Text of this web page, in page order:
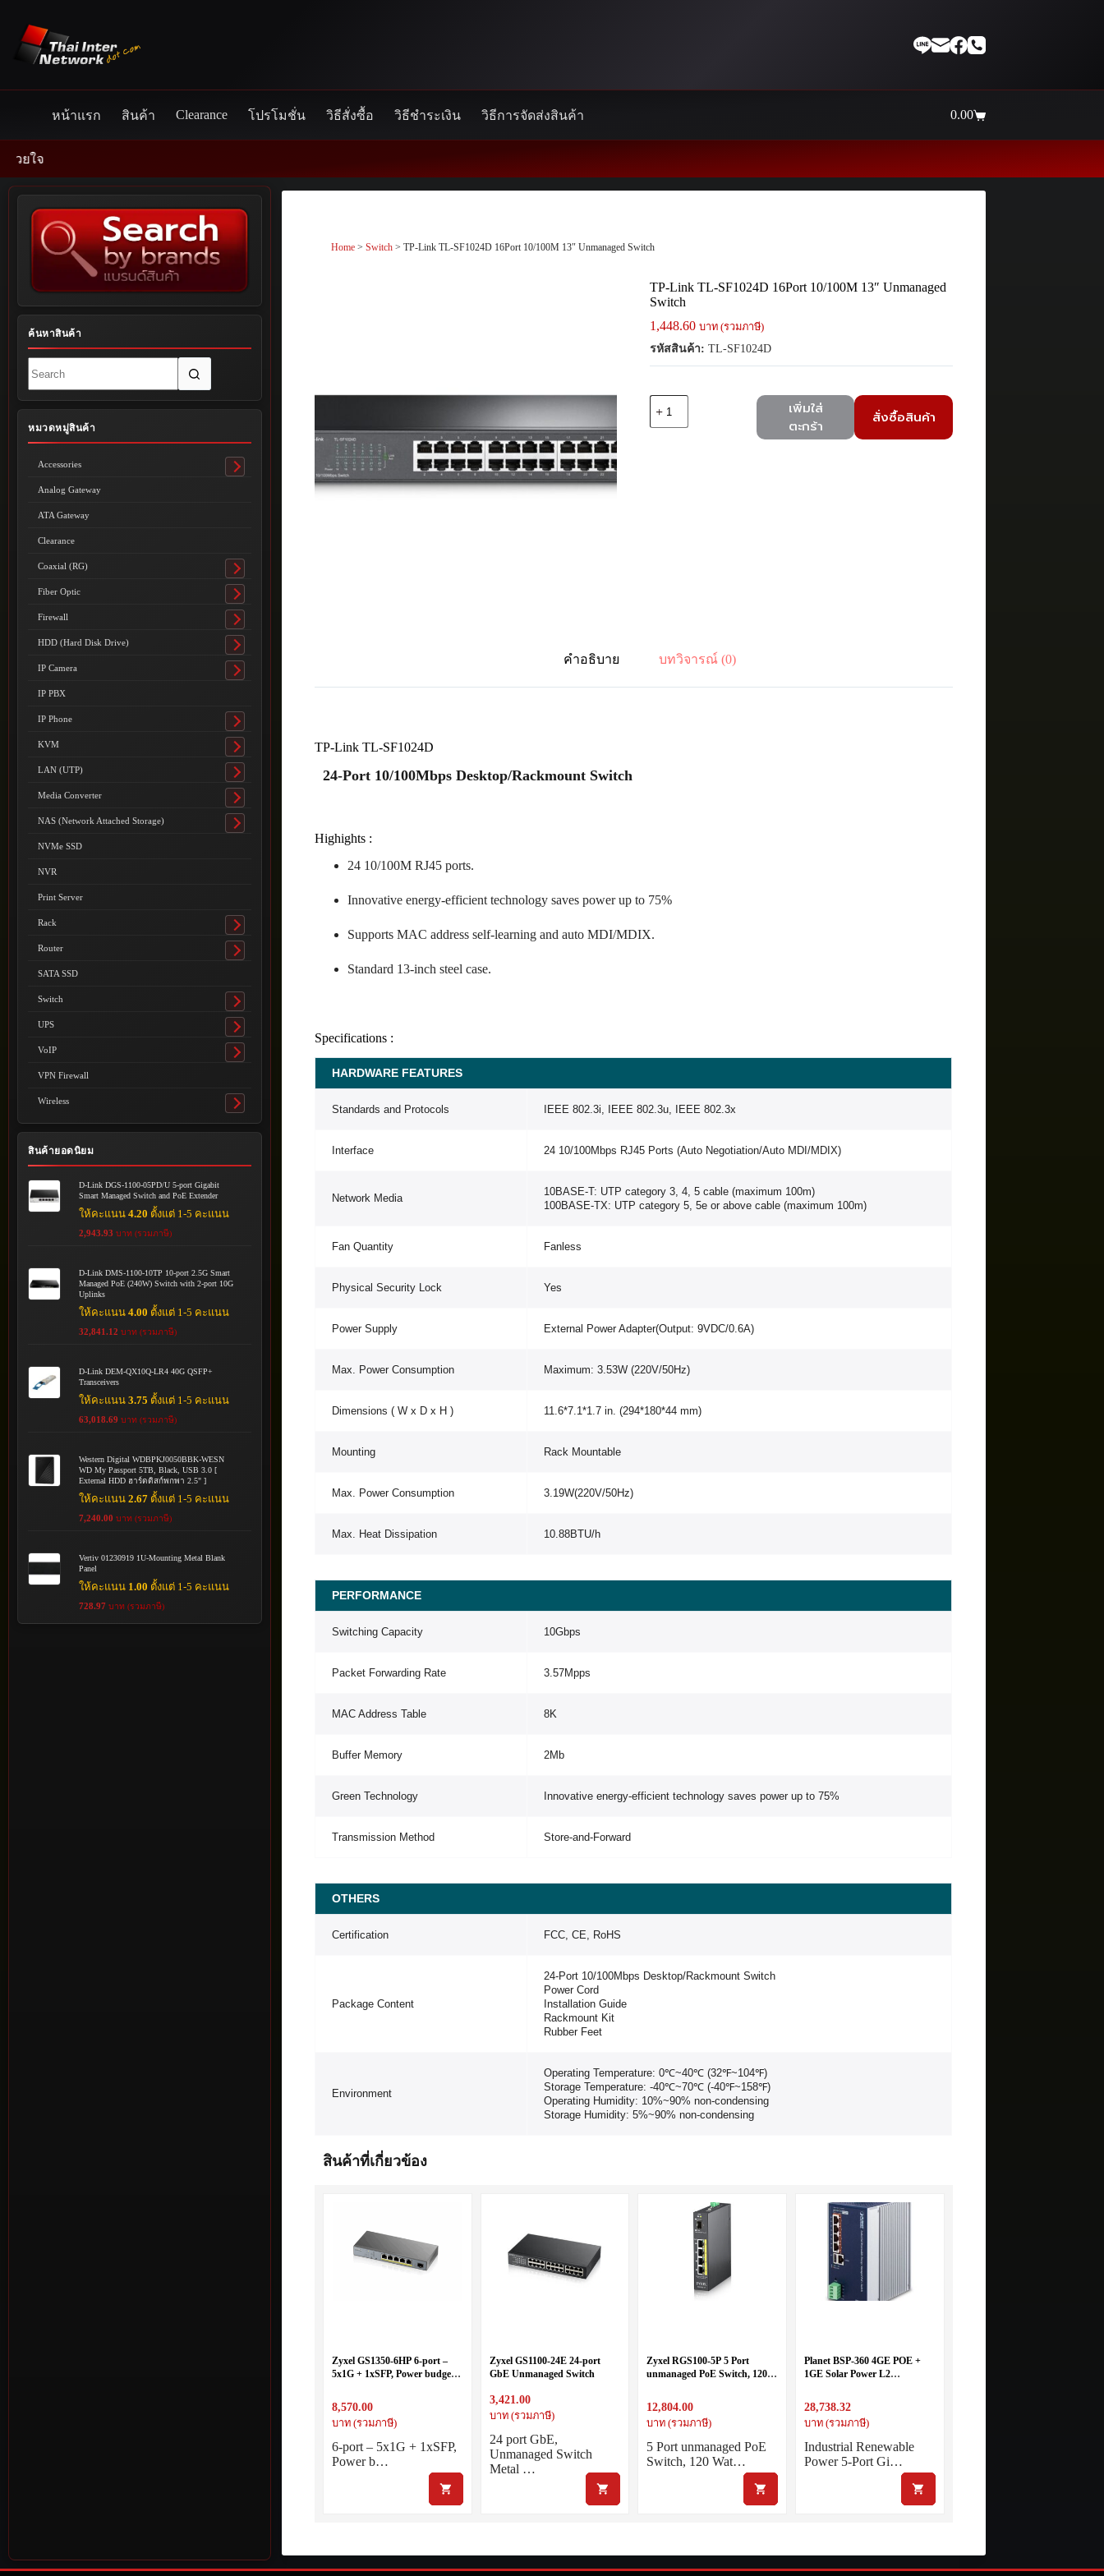
content
หน้าแรก สินค้า Clearance โปรโมชั่น วิธีสั่งซื้อ วิธีชำระเงิน วิธีการจัดส่งสินค้า
Shopping
0.00
Home >Switch > TP-Link TL-SF1024D 16Port 10/100M 13″ Unmanaged Switch
TP-Link TL-SF1024D 16Port 10/100M 13″ Unmanaged
Switch
1,448.60 บาท (รวมภาษี)
รหัสสินค้า: TL-SF1024D
เพิ่มใส่
ตะกร้า
สั่งซื้อสินค้า
คำอธิบาย บทวิจารณ์ (0)
TP-Link TL-SF1024D
24-Port 10/100Mbps Desktop/Rackmount Switch
Highights :
24 10/100M RJ45 ports.
Innovative energy-efficient technology saves power up to 75%
Supports MAC address self-learning and auto MDI/MDIX.
Standard 13-inch steel case.
Specifications :
HARDWARE FEATURES
Standards and Protocols IEEE 802.3i, IEEE 802.3u, IEEE 802.3x
Interface 24 10/100Mbps RJ45 Ports (Auto Negotiation/Auto MDI/MDIX)
Network Media
10BASE-T: UTP category 3, 4, 5 cable (maximum 100m)
100BASE-TX: UTP category 5, 5e or above cable (maximum 100m)
Fan Quantity Fanless
Physical Security Lock Yes
Power Supply External Power Adapter(Output: 9VDC/0.6A)
Max. Power Consumption Maximum: 3.53W (220V/50Hz)
Dimensions ( W x D x H ) 11.6*7.1*1.7 in. (294*180*44 mm)
Mounting Rack Mountable
Max. Power Consumption 3.19W(220V/50Hz)
Max. Heat Dissipation 10.88BTU/h
PERFORMANCE
Switching Capacity 10Gbps
Packet Forwarding Rate 3.57Mpps
MAC Address Table 8K
Buffer Memory 2Mb
Green Technology Innovative energy-efficient technology saves power up to 75%
Transmission Method Store-and-Forward
OTHERS
Certification FCC, CE, RoHS
Package Content
24-Port 10/100Mbps Desktop/Rackmount Switch
Power Cord
Installation Guide
Rackmount Kit
Rubber Feet
Environment
Operating Temperature: 0℃~40℃ (32℉~104℉)
Storage Temperature: -40℃~70℃ (-40℉~158℉)
Operating Humidity: 10%~90% non-condensing
Storage Humidity: 5%~90% non-condensing
สินค้าที่เกี่ยวข้อง
Zyxel GS1350-6HP 6-port –
5x1G + 1xSFP, Power budget
*External Power Supply
8,570.00
บาท (รวมภาษี)
6-port – 5x1G + 1xSFP,
Power b…
Zyxel GS1100-24E 24-port
GbE Unmanaged Switch
3,421.00
บาท (รวมภาษี)
24 port GbE,
Unmanaged Switch
Metal …
Zyxel RGS100-5P 5 Port
unmanaged PoE Switch, 120
58V DC
12,804.00
บาท (รวมภาษี)
5 Port unmanaged PoE
Switch, 120 Wat…
Planet BSP-360 4GE POE +
1GE Solar Power L2
28,738.32
บาท (รวมภาษี)
Industrial Renewable
Power 5-Port Gi…
ค้นหาสินค้า
results
หมวดหมู่สินค้า
Accessories
Toggle
Analog Gateway
ATA Gateway
Clearance
Coaxial (RG)
Toggle
submenu
Fiber Optic
Toggle
submenu
Firewall
Toggle
submenu
HDD (Hard Disk Drive)
Toggle
submenu
IP Camera
Toggle
IP PBX
IP Phone
Toggle
submenu
KVM
Toggle
submenu
LAN (UTP)
Toggle
submenu
Media Converter
Toggle
submenu
NAS (Network Attached Storage)
Toggle
NVMe SSD
NVR
Print Server
Rack
Toggle
submenu
Router
Toggle
SATA SSD
Switch
Toggle
submenu
UPS
Toggle
submenu
VoIP
Toggle
VPN Firewall
Wireless
Toggle
submenu
สินค้ายอดนิยม
D-Link DGS-1100-05PD/U 5-port Gigabit
Smart Managed Switch and PoE Extender
ให้คะแนน4.20 ตั้งแต่ 1-5 คะแนน
2,943.93 บาท (รวมภาษี)
D-Link DMS-1100-10TP 10-port 2.5G Smart
Managed PoE (240W) Switch with 2-port 10G
Uplinks
ให้คะแนน4.00 ตั้งแต่ 1-5 คะแนน
32,841.12 บาท (รวมภาษี)
D-Link DEM-QX10Q-LR4 40G QSFP+
Transceivers
ให้คะแนน3.75 ตั้งแต่ 1-5 คะแนน
63,018.69 บาท (รวมภาษี)
Western Digital WDBPKJ0050BBK-WESN
WD My Passport 5TB, Black, USB 3.0 [
External HDD ฮาร์ดดิสก์พกพา 2.5" ]
ให้คะแนน2.67 ตั้งแต่ 1-5 คะแนน
7,240.00 บาท (รวมภาษี)
Vertiv 01230919 1U-Mounting Metal Blank
Panel
ให้คะแนน 1.00 ตั้งแต่ 1-5 คะแนน
728.97 บาท (รวมภาษี)